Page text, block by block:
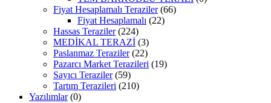
Fiyat Hesaplamalı Teraziler (66)
Fiyat Hesaplamalı (22)
Hassas Teraziler (224)
MEDİKAL TERAZİ (3)
Paslanmaz Teraziler (22)
Pazarcı Market Terazileri (19)
Sayıcı Teraziler (59)
Tartım Terazileri (210)
Yazılımlar (0)